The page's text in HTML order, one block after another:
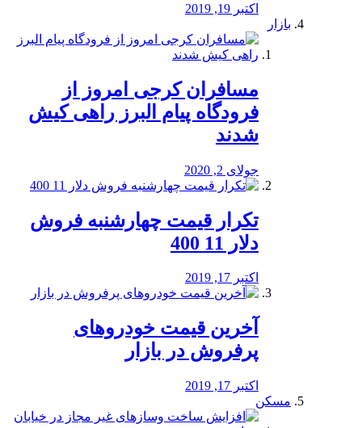
اکتبر 19, 2019
بازار
مسافران کرجی امروز از
فرودگاه پیام البرز راهی کیش
شدند
جولای 2, 2020
تکرار قیمت چهارشنبه فروش
دلار 11 400
اکتبر 17, 2019
آخرین قیمت خودرو‌های
پرفروش در بازار
اکتبر 17, 2019
مسکن